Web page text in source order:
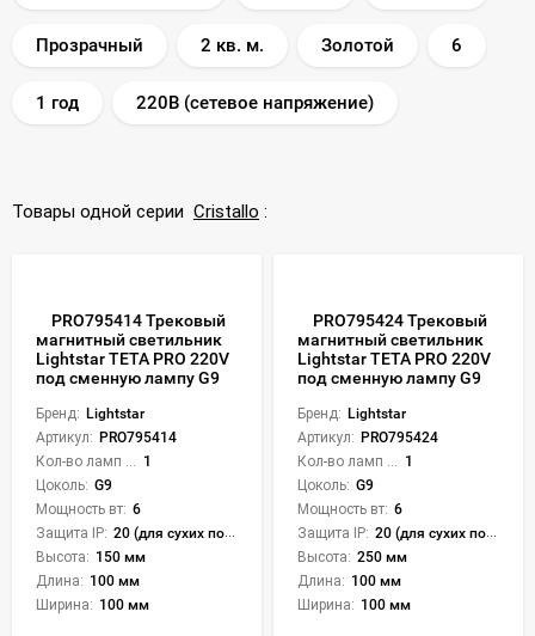
Прозрачный 2 кв. м. Золотой 6
1 год 220В (сетевое напряжение)
Товары одной серии Cristallo :
PRO795414 Трековый
магнитный светильник
Lightstar TETA PRO 220V
под сменную лампу G9
Бренд: Lightstar
Артикул: PRO795414
Кол-во ламп или LED: 1
Цоколь: G9
Мощность вт: 6
Защита IP: 20 (для сухих пом.)
Высота: 150 мм
Длина: 100 мм
Ширина: 100 мм
PRO795424 Трековый
магнитный светильник
Lightstar TETA PRO 220V
под сменную лампу G9
Бренд: Lightstar
Артикул: PRO795424
Кол-во ламп или LED: 1
Цоколь: G9
Мощность вт: 6
Защита IP: 20 (для сухих пом.)
Высота: 250 мм
Длина: 100 мм
Ширина: 100 мм